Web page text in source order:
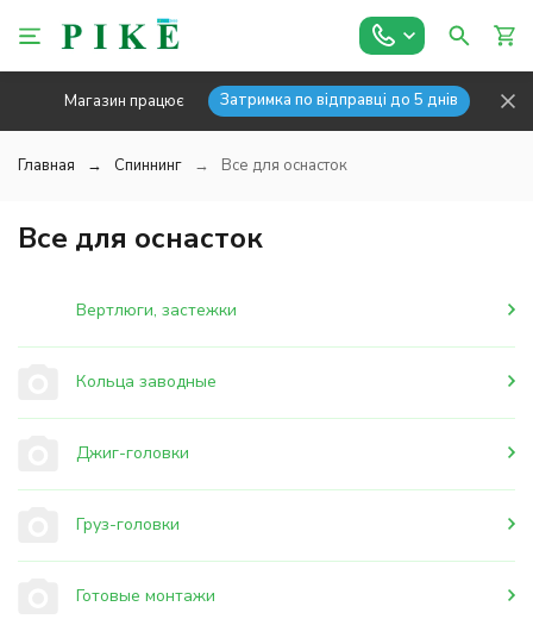
Магазин працює Затримка по відправці до 5 днів
Главная Спиннинг Все для оснасток
Все для оснасток
Вертлюги, застежки
Кольца заводные
Джиг-головки
Груз-головки
Готовые монтажи